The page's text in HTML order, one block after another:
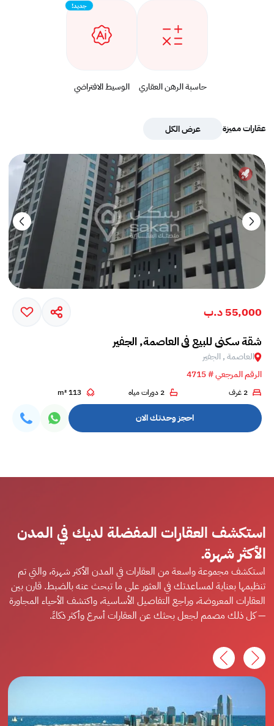
حاسبة الرهن العقاري
جديد!
الوسيط الافتراضي
عقارات مميزة عرض الكل
55,000 د.ب
شقة سكني للبيع في العاصمة, الجفير
العاصمة , الجفير
الرقم المرجعي # 4715
2 غرف 2 دورات مياه 113 m²
احجز وحدتك الان
استكشف العقارات المفضلة لديك في المدن
الأكثر شهرة.
استكشف مجموعة واسعة من العقارات في المدن الأكثر شهرة، والتي تم
تنظيمها بعناية لمساعدتك في العثور على ما تبحث عنه بالضبط. قارن بين
العقارات المعروضة، وراجع التفاصيل الأساسية، واكتشف الأحياء المجاورة
— كل ذلك مصمم لجعل بحثك عن العقارات أسرع وأكثر ذكاءً.